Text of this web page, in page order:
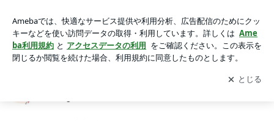
アプリをダウンロードして ブログの更新通知
を受け取りまし
ょう。
開く